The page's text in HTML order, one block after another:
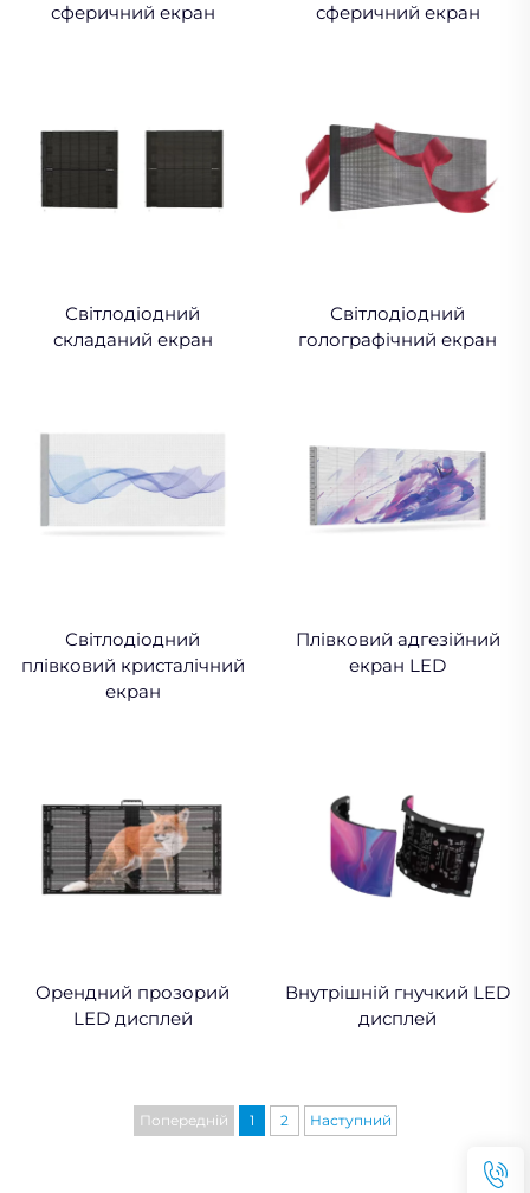
сферичний екран
сферичний екран
Світлодіодний
складаний екран
Світлодіодний
голографічний екран
Світлодіодний
плівковий кристалічний
екран
Плівковий адгезійний
екран LED
Орендний прозорий
LED дисплей
Внутрішній гнучкий LED
дисплей
Попередній 1 2 Наступний